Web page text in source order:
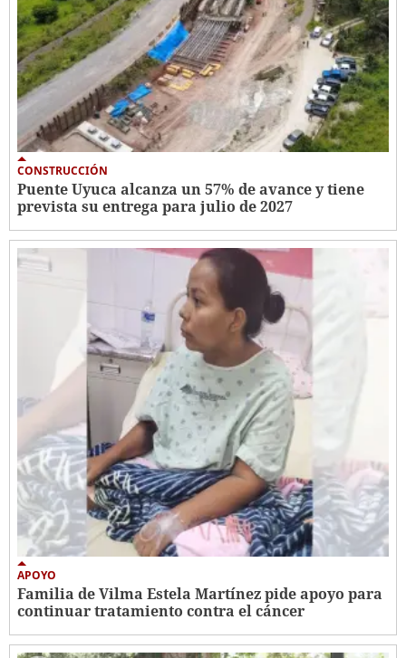
CONSTRUCCIÓN
Puente Uyuca alcanza un 57% de avance y tiene
prevista su entrega para julio de 2027
APOYO
Familia de Vilma Estela Martínez pide apoyo para
continuar tratamiento contra el cáncer